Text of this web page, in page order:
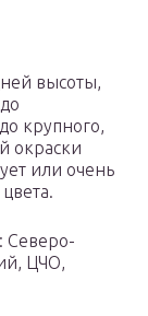
высоты,
крупного,
окраски
или очень
Северо-
ЦЧО,